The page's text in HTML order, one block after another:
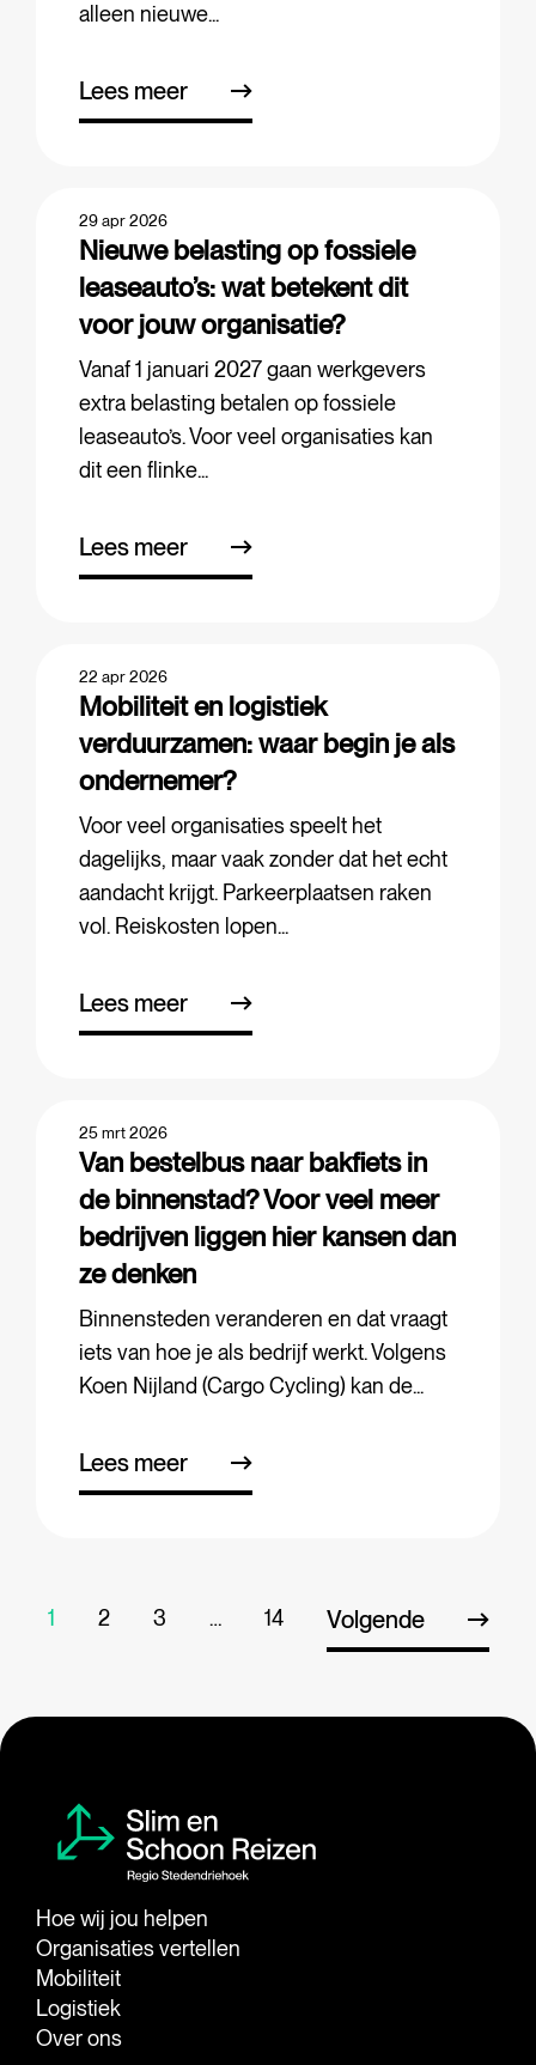
alleen nieuwe...
Lees meer
29 apr 2026
Nieuwe belasting op fossiele
leaseauto’s: wat betekent dit
voor jouw organisatie?
Vanaf 1 januari 2027 gaan werkgevers
extra belasting betalen op fossiele
leaseauto’s. Voor veel organisaties kan
dit een flinke...
Lees meer
22 apr 2026
Mobiliteit en logistiek
verduurzamen: waar begin je als
ondernemer?
Voor veel organisaties speelt het
dagelijks, maar vaak zonder dat het echt
aandacht krijgt. Parkeerplaatsen raken
vol. Reiskosten lopen...
Lees meer
25 mrt 2026
Van bestelbus naar bakfiets in
de binnenstad? Voor veel meer
bedrijven liggen hier kansen dan
ze denken
Binnensteden veranderen en dat vraagt
iets van hoe je als bedrijf werkt. Volgens
Koen Nijland (Cargo Cycling) kan de...
Lees meer
1 2 3 … 14 Volgende
Hoe wij jou helpen
Organisaties vertellen
Mobiliteit
Logistiek
Over ons